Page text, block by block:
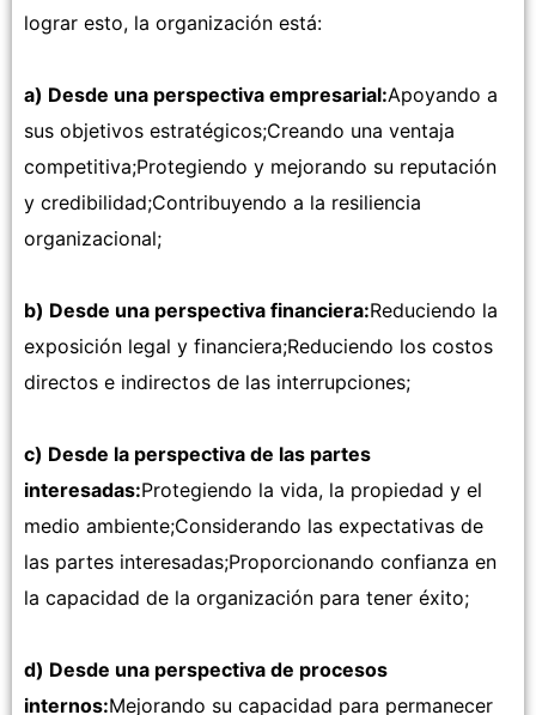
lograr esto, la organización está:
a) Desde una perspectiva empresarial:Apoyando a
sus objetivos estratégicos;Creando una ventaja
competitiva;Protegiendo y mejorando su reputación
y credibilidad;Contribuyendo a la resiliencia
organizacional;
b) Desde una perspectiva financiera:Reduciendo la
exposición legal y financiera;Reduciendo los costos
directos e indirectos de las interrupciones;
c) Desde la perspectiva de las partes
interesadas:Protegiendo la vida, la propiedad y el
medio ambiente;Considerando las expectativas de
las partes interesadas;Proporcionando confianza en
la capacidad de la organización para tener éxito;
d) Desde una perspectiva de procesos
internos:Mejorando su capacidad para permanecer